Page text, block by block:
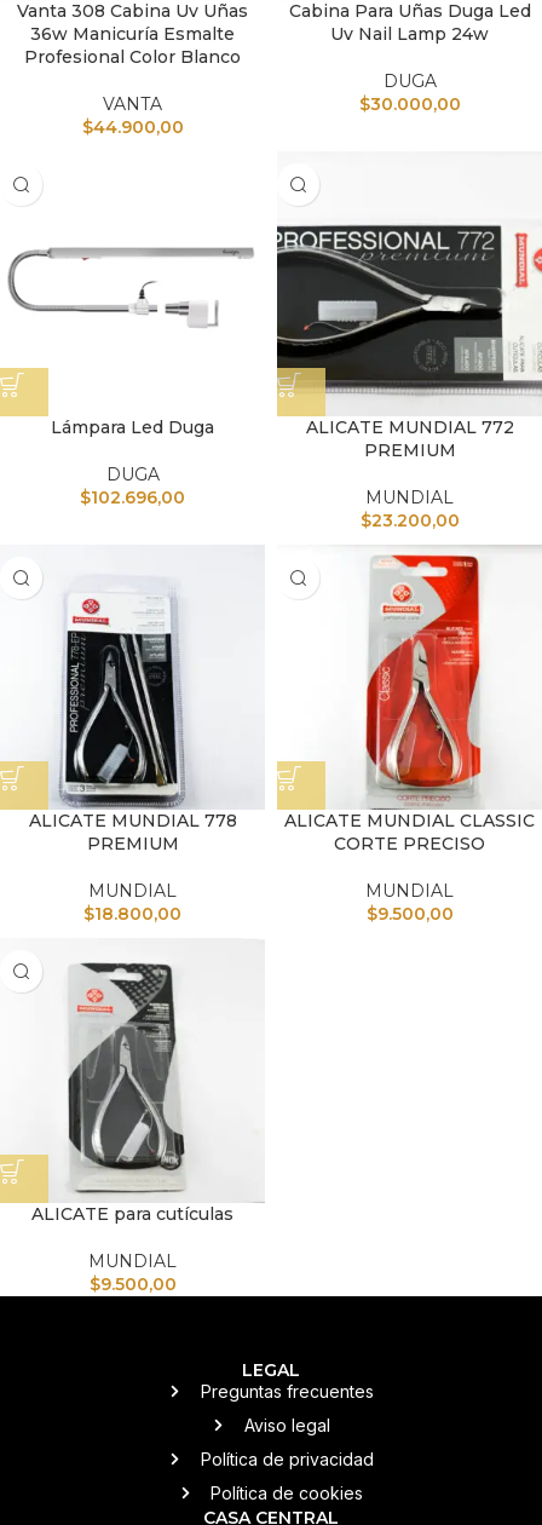
Vanta 308 Cabina Uv Uñas
36w Manicuría Esmalte
Profesional Color Blanco
VANTA
$44.900,00
Cabina Para Uñas Duga Led
Uv Nail Lamp 24w
DUGA
$30.000,00
Lámpara Led Duga
DUGA
$102.696,00
ALICATE MUNDIAL 772
PREMIUM
MUNDIAL
$23.200,00
ALICATE MUNDIAL 778
PREMIUM
MUNDIAL
$18.800,00
ALICATE MUNDIAL CLASSIC
CORTE PRECISO
MUNDIAL
$9.500,00
ALICATE para cutículas
MUNDIAL
$9.500,00
LEGAL
Preguntas frecuentes
Aviso legal
Política de privacidad
Política de cookies
CASA CENTRAL